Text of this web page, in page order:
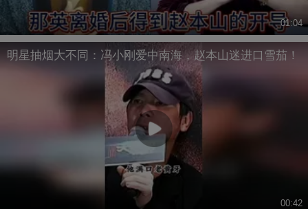
01:04
明星抽烟大不同：冯小刚爱中南海，赵本山迷进口雪茄！
00:42